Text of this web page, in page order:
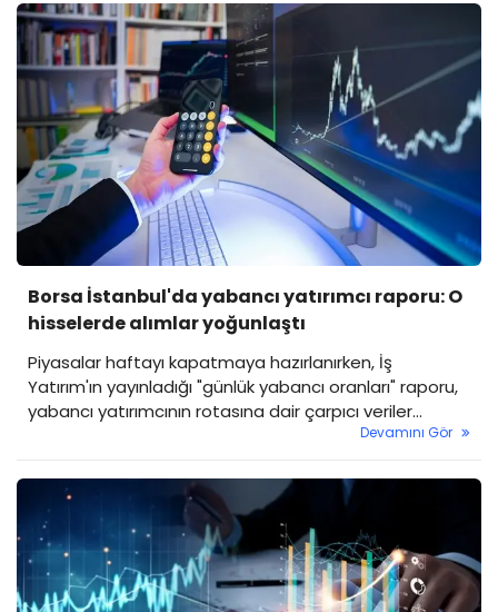
Borsa İstanbul'da yabancı yatırımcı raporu: O
hisselerde alımlar yoğunlaştı
Piyasalar haftayı kapatmaya hazırlanırken, İş
Yatırım'ın yayınladığı "günlük yabancı oranları" raporu,
yabancı yatırımcının rotasına dair çarpıcı veriler
ortaya koydu. Borsa genelinde yabancı takas payı
sınırlı bir düşüşle yüzde 37.08 seviyesine gerilerken,
hisse bazlı hareketlilik dikkat çekti.
Devamını Gör